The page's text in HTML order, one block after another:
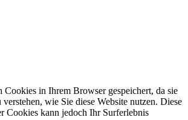
in Ihrem Browser gespeichert, da sie
wie Sie diese Website nutzen. Diese
Cookies kann jedoch Ihr Surferlebnis